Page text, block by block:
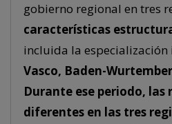
gobierno regional en tres
características
incluida la
Vasco, Baden-
Durante ese periodo,
diferentes en las tres